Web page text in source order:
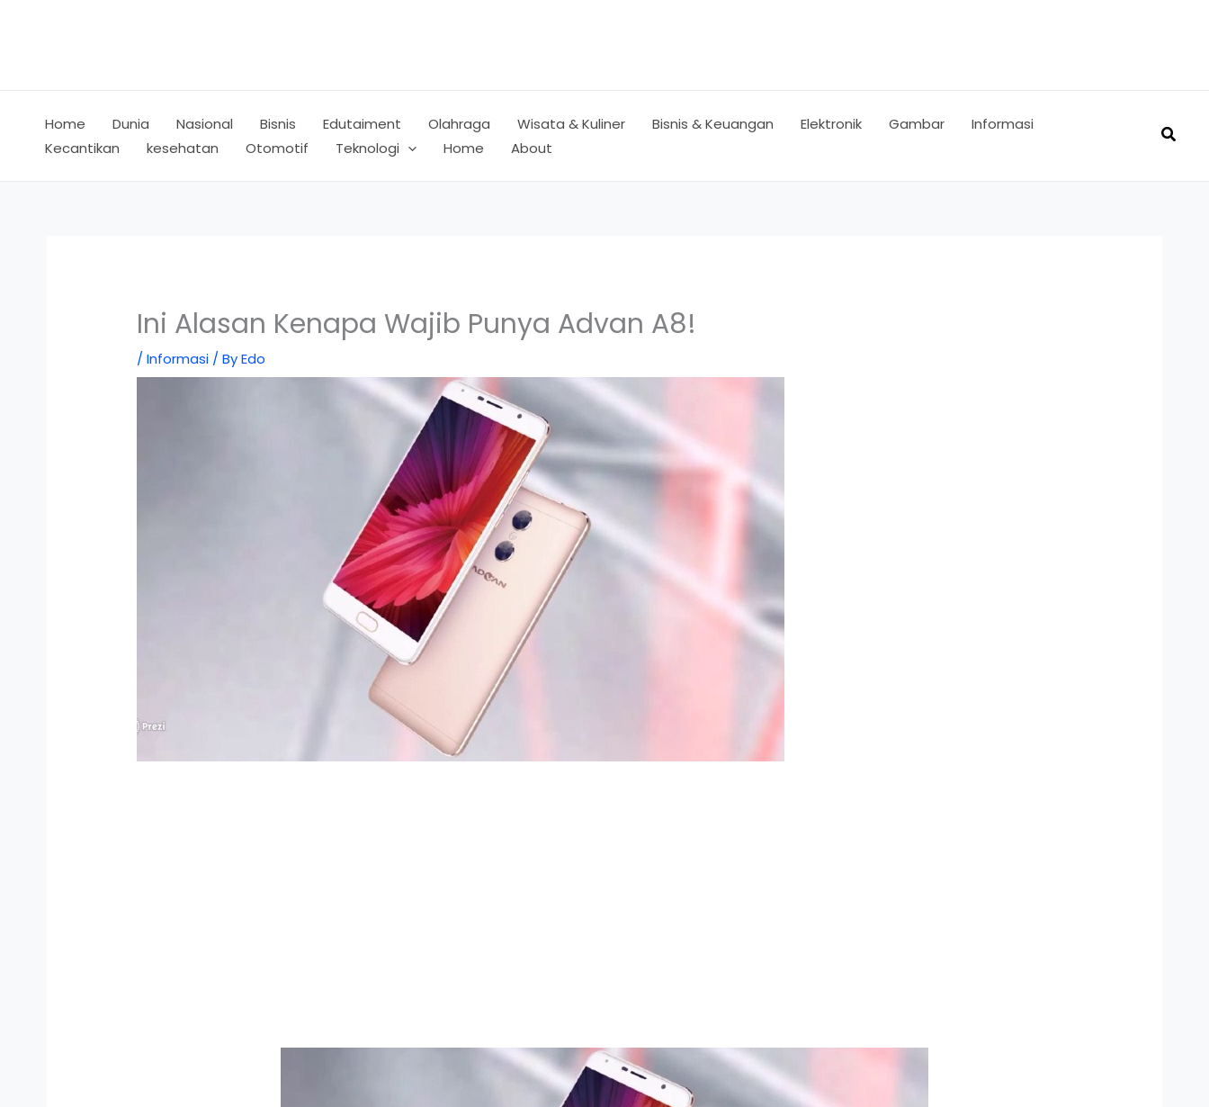
Home Dunia Nasional Bisnis Edutaiment Olahraga Wisata & Kuliner Bisnis & Keuangan Elektronik Gambar
Informasi
Kecantikan
kesehatan Otomotif Teknologi Home About
Ini Alasan Kenapa Wajib Punya Advan A8!
/Informasi / ByEdo